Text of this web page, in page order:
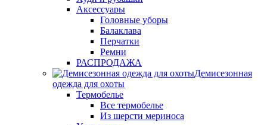
Аксессуары
Головные уборы
Балаклава
Перчатки
Ремни
РАСПРОДАЖА
Демисезонная
одежда для охоты
Термобелье
Все термобелье
Из шерсти мериноса